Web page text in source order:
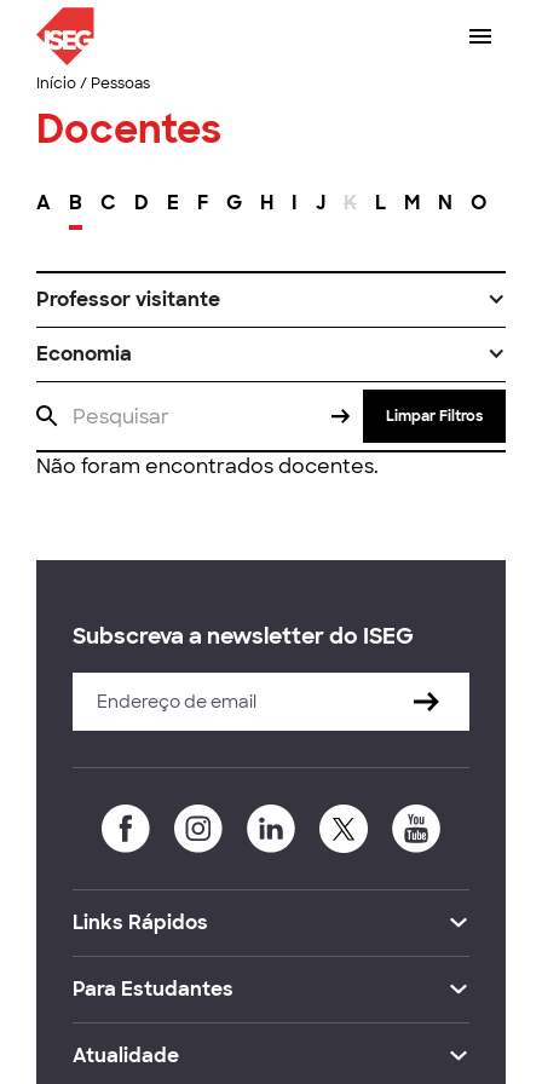
Início/ Pessoas
Docentes
A B C D E F G H I J K L M N O
Professor visitante
Economia
Limpar Filtros
Não foram encontrados docentes.
Subscreva a newsletter do ISEG
Links Rápidos
Para Estudantes
Atualidade